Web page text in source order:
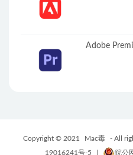
Adobe
Copyright © 2021 Mac毒 - All
19016241号-5
皖公